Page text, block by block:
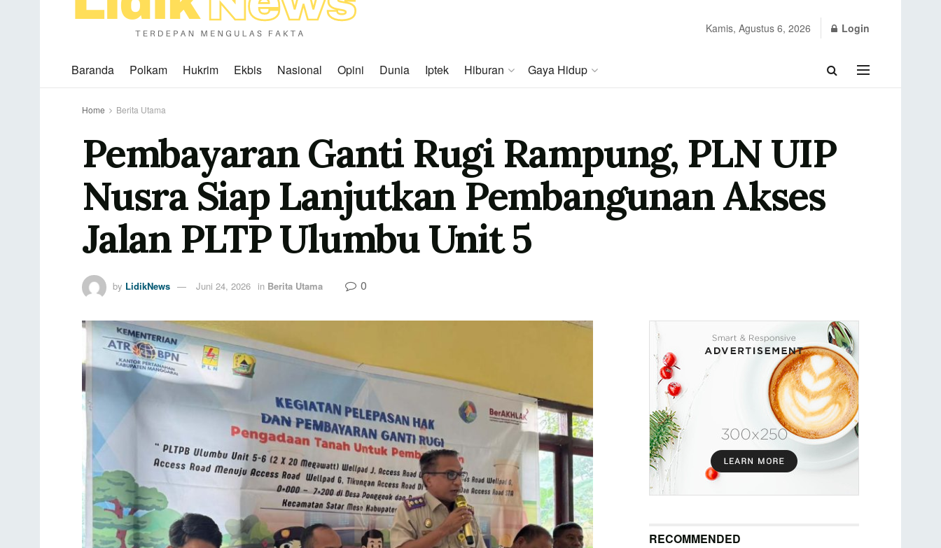
Kamis, Agustus 6, 2026 Login
Baranda Polkam Hukrim Ekbis Nasional Opini Dunia Iptek Hiburan Gaya Hidup
Home Berita Utama
Pembayaran Ganti Rugi Rampung, PLN UIP
Nusra Siap Lanjutkan Pembangunan Akses
Jalan PLTP Ulumbu Unit 5
by LidikNews Juni 24, 2026 in Berita Utama 0
RECOMMENDED